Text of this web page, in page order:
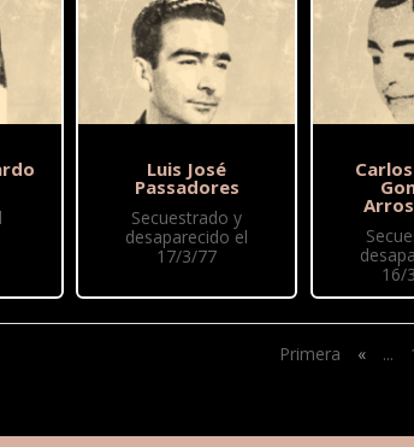
Luis José
Passadores
Secuestrado y
desaparecido el
17/3/77
16/
Primera « ...